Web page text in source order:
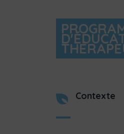
Contexte